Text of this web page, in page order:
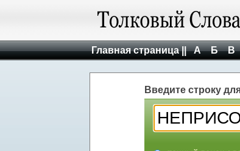
Главная страница || А Б В
Введите строку